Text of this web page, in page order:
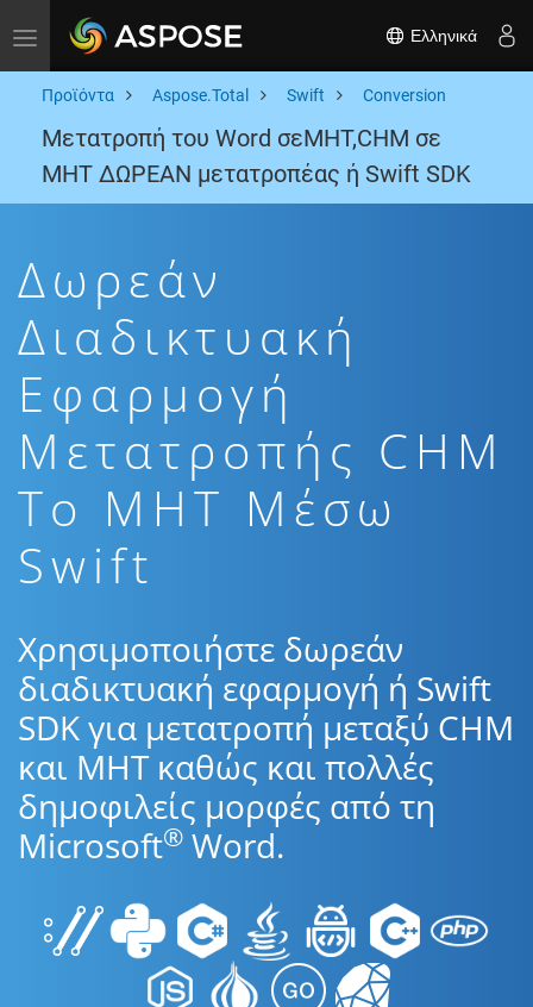
Toggle navigation Ελληνικά
Προϊόντα Aspose.Total Swift Conversion
Μετατροπή του Word σεMHT,CHM σε
MHT ΔΩΡΕΑΝ μετατροπέας ή Swift SDK
Δωρεάν
Διαδικτυακή
Εφαρμογή
Μετατροπής CHM
To MHT Μέσω
Swift
Χρησιμοποιήστε δωρεάν
διαδικτυακή εφαρμογή ή Swift
SDK για μετατροπή μεταξύ CHM
και MHT καθώς και πολλές
δημοφιλείς μορφές από τη
Microsoft® Word.